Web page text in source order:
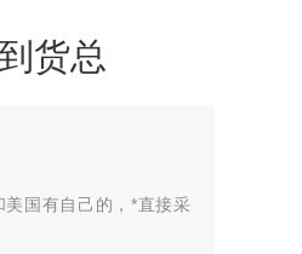
货总
国有自己的，*直接采